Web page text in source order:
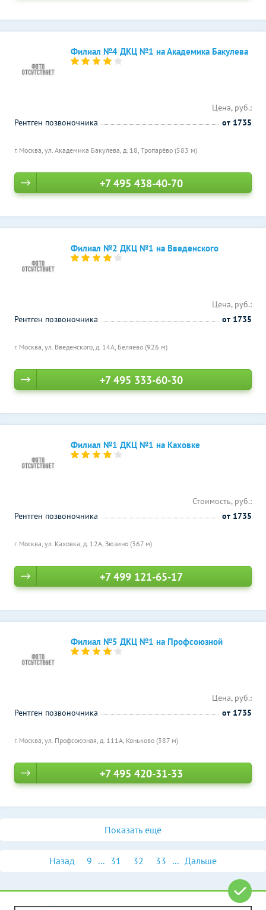
Филиал №4 ДКЦ №1 на Академика Бакулева
г. Москва, ул. Академика Бакулева, д. 18, Тропарёво (583 м)
Цена, руб.:
Рентген позвоночника
от 1735
+7 495 438-40-70
Филиал №2 ДКЦ №1 на Введенского
г. Москва, ул. Введенского, д. 14А, Беляево (926 м)
Цена, руб.:
Рентген позвоночника
от 1735
+7 495 333-60-30
Филиал №1 ДКЦ №1 на Каховке
г. Москва, ул. Каховка, д. 12А, Зюзино (367 м)
Стоимость, руб.:
Рентген позвоночника
от 1735
+7 499 121-65-17
Филиал №5 ДКЦ №1 на Профсоюзной
г. Москва, ул. Профсоюзная, д. 111А, Коньково (387 м)
Цена, руб.:
Рентген позвоночника
от 1735
+7 495 420-31-33
Показать ещё
Назад 9 ... 31 32 33 ... Дальше